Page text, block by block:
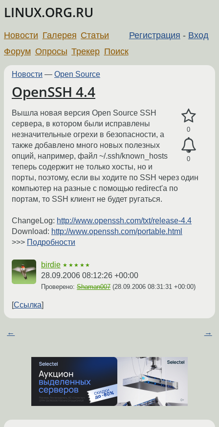
LINUX.ORG.RU
Регистрация - Вход
Новости Галерея Статьи
Форум Опросы Трекер Поиск
Новости — Open Source
OpenSSH 4.4
0
0
Вышла новая версия Open Source SSH
сервера, в котором были исправлены
незначительные огрехи в безопасности, а
также добавлено много новых полезных
опций, например, файл ~/.ssh/known_hosts
теперь содержит не только хосты, но и
порты, поэтому, если вы ходите по SSH через один
компьютер на разные с помощью redirect'a по
портам, то SSH клиент не будет ругаться.
ChangeLog: http://www.openssh.com/txt/release-4.4
Download: http://www.openssh.com/portable.html
>>> Подробности
birdie ★★★★★
28.09.2006 08:12:26 +00:00
Проверено: Shaman007 (28.09.2006 08:31:31 +00:00)
Ссылка
← →